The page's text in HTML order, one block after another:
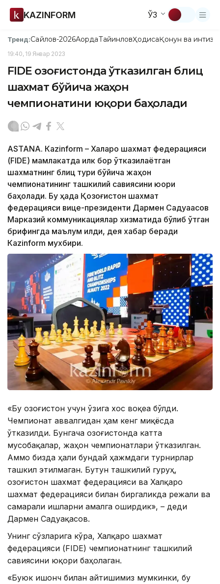
KAZINFORM ЎЗ
Тренд:Сайлов-2026АқордаТайинловҲодисаҚонун ва
19:40, 19 Январ 2023
FIDЕ Қозоғистонда ўтказилган блиц
шахмат бўйича жаҳон
чемпионатини юқори баҳолади
ASTANА. Кazinform – Халқаро шахмат федерацияси
(FIDЕ) мамлакатда илк бор ўтказилаётган
шахматнинг блиц тури бўйича жаҳон
чемпионатининг ташкилий савиясини юқори
баҳолади. Бу ҳақда Қозоғистон шахмат
федерацияси вице-президенти Дармен Садуақасов
Марказий коммуникациялар хизматида бўлиб ўтган
брифингда маълум қилди, дея хабар беради
Кazinform мухбири.
«Бу Қозоғистон учун ўзига хос воқеа бўлди.
Чемпионат аввалгидан ҳам кенг миқёсда
ўтказилди. Бунгача Қозоғистонда катта
мусобақалар, жаҳон чемпионатлари ўтказилган.
Аммо бизда ҳали бундай ҳажмдаги турнирлар
ташкил этилмаган. Бутун ташкилий гуруҳ,
Қозоғистон шахмат федерацияси ва Халқаро
шахмат федерацияси билан биргаликда режали ва
самарали ишларни амалга оширдик», – деди
Дармен Садуақасов.
Унинг сўзларига кўра, Халқаро шахмат
федерацияси (FIDЕ) чемпионатнинг ташкилий
савиясини юқори баҳолаган.
«Буюк ишонч билан айтишимиз мумкинки, бу